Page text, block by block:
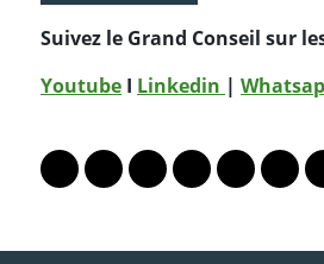
Suivez le Grand Conseil sur
Youtube I Linkedin |
Lien vers le profil Mastodon
Lien vers le profil
Lien vers le profil
Lien vers le
Lien vers
Lien